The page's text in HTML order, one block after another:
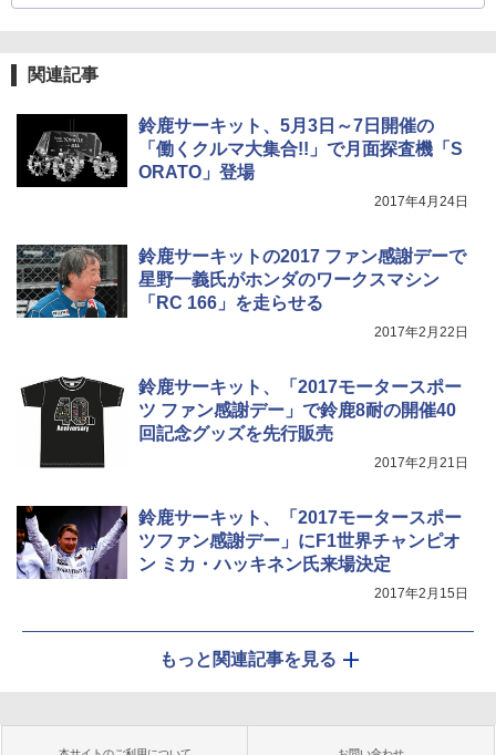
関連記事
鈴鹿サーキット、5月3日～7日開催の
「働くクルマ大集合!!」で月面探査機「S
ORATO」登場
2017年4月24日
鈴鹿サーキットの2017 ファン感謝デーで
星野一義氏がホンダのワークスマシン
「RC 166」を走らせる
2017年2月22日
鈴鹿サーキット、「2017モータースポー
ツ ファン感謝デー」で鈴鹿8耐の開催40
回記念グッズを先行販売
2017年2月21日
鈴鹿サーキット、「2017モータースポー
ツファン感謝デー」にF1世界チャンピオ
ン ミカ・ハッキネン氏来場決定
2017年2月15日
もっと関連記事を見る